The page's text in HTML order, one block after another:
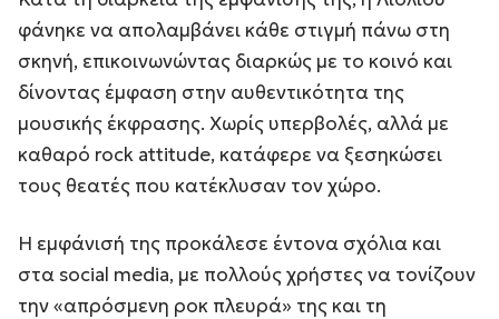
φάνηκε να απολαμβάνει κάθε στιγμή πάνω στη
σκηνή, επικοινωνώντας διαρκώς με το κοινό και
δίνοντας έμφαση στην αυθεντικότητα της
μουσικής έκφρασης. Χωρίς υπερβολές, αλλά με
καθαρό rock attitude, κατάφερε να ξεσηκώσει
τους θεατές που κατέκλυσαν τον χώρο.
Η εμφάνισή της προκάλεσε έντονα σχόλια και
στα social media, με πολλούς χρήστες να τονίζουν
την «απρόσμενη ροκ πλευρά» της και τη